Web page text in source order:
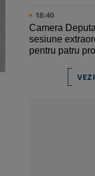
18:40
Camera
sesiune
pentru patru